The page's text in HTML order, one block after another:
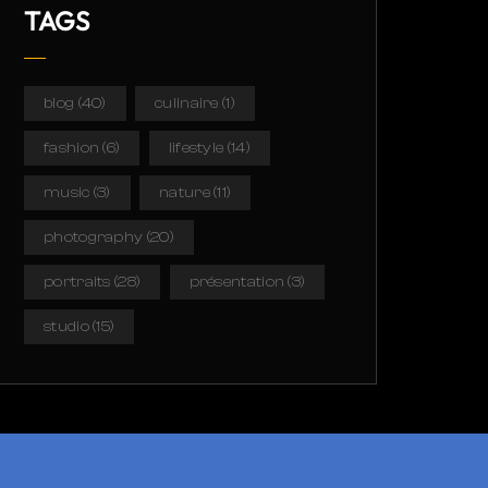
TAGS
blog (40) culinaire (1)
fashion (6) lifestyle (14)
music (3) nature(11)
photography (20)
portraits (28) présentation (3)
studio(15)